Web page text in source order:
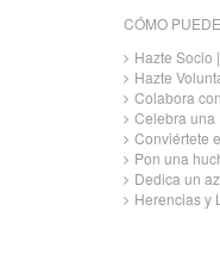
CÓMO
Hazte Socio
Hazte
Colabora
Celebra una
Conviértete
Pon una
Dedica un
Herencias y